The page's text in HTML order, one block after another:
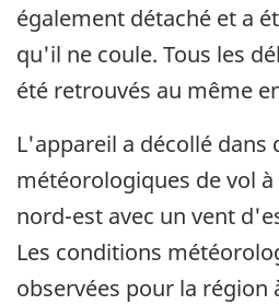
également détaché et a
qu'il ne coule. Tous les
été retrouvés au même
L'appareil a décollé dans
météorologiques de vol
nord-est avec un vent
Les conditions
observées pour la région